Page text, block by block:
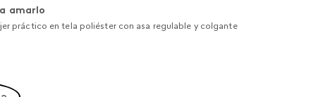
amarlo
práctico en tela poliéster con asa regulable y colgante